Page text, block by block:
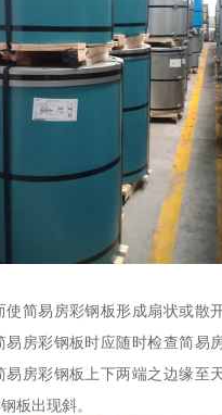
使简易房彩钢板形成扇状或散
易房彩钢板时应随时检查简易
易房彩钢板上下两端之边缘至
板出现斜。